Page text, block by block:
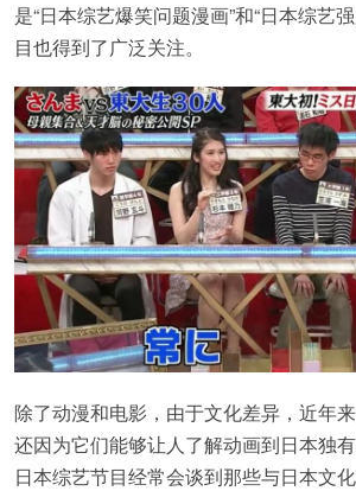
是“日本综艺爆笑问题漫画”和“日本综艺
目也得到了广泛关注。
除了动漫和电影，由于文化差异，近年
还因为它们能够让人了解动画到日本独
日本综艺节目经常会谈到那些与日本文化